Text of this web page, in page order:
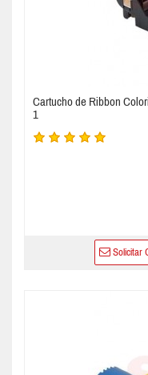
Cartucho de Ribbon
1
Solicitar